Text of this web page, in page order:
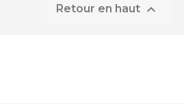
Retour en haut 